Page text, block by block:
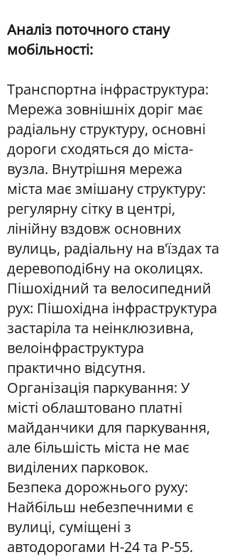
Аналіз поточного стану
мобільності:
Транспортна інфраструктура:
Мережа зовнішніх доріг має
радіальну структуру, основні
дороги сходяться до міста-
вузла. Внутрішня мережа
міста має змішану структуру:
регулярну сітку в центрі,
лінійну вздовж основних
вулиць, радіальну на в'їздах та
деревоподібну на околицях.
Пішохідний та велосипедний
рух: Пішохідна інфраструктура
застаріла та неінклюзивна,
велоінфраструктура
практично відсутня.
Організація паркування: У
місті облаштовано платні
майданчики для паркування,
але більшість міста не має
виділених парковок.
Безпека дорожнього руху:
Найбільш небезпечними є
вулиці, суміщені з
автодорогами Н-24 та Р-55.​